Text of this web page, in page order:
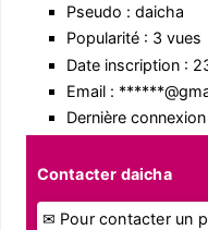
Pseudo : daicha
Popularité : 3 vues
Date inscription :
Email :
Dernière
Contacter daicha
✉ Pour contacter un